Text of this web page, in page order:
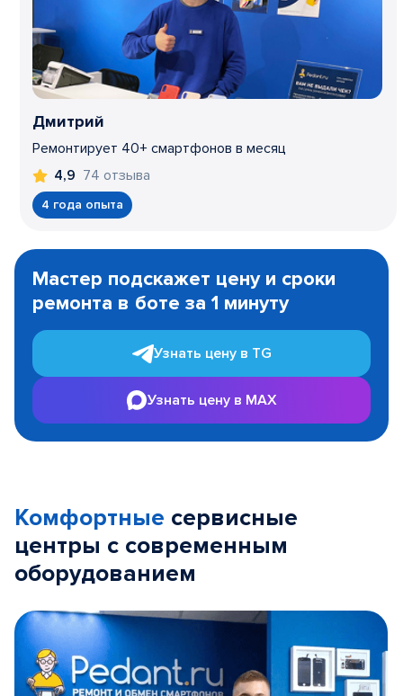
Дмитрий
Ремонтирует 40+ смартфонов в месяц
4,9 74 отзыва
4 года опыта
1
Мастер подскажет цену и сроки
ремонта в боте за 1 минуту
Узнать цену в TG
Узнать цену в MAX
Комфортные сервисные
центры с современным
оборудованием